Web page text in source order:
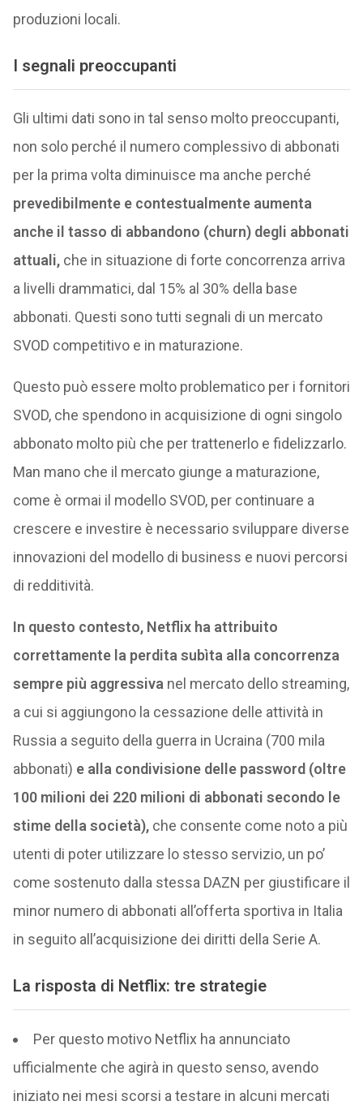
produzioni locali.
I segnali preoccupanti
Gli ultimi dati sono in tal senso molto preoccupanti,
non solo perché il numero complessivo di abbonati
per la prima volta diminuisce ma anche perché
prevedibilmente e contestualmente aumenta
anche il tasso di abbandono (churn) degli abbonati
attuali,che in situazione di forte concorrenza arriva
a livelli drammatici, dal 15% al 30% della base
abbonati. Questi sono tutti segnali di un mercato
SVOD competitivo e in maturazione.
Questo può essere molto problematico per i fornitori
SVOD, che spendono in acquisizione di ogni singolo
abbonato molto più che per trattenerlo e fidelizzarlo.
Man mano che il mercato giunge a maturazione,
come è ormai il modello SVOD, per continuare a
crescere e investire è necessario sviluppare diverse
innovazioni del modello di business e nuovi percorsi
di redditività.
In questo contesto, Netflix ha attribuito
correttamente la perdita subìta alla concorrenza
sempre più aggressiva nel mercato dello streaming,
a cui si aggiungono la cessazione delle attività in
Russia a seguito della guerra in Ucraina (700 mila
abbonati) e alla condivisione delle password (oltre
100 milioni dei 220 milioni di abbonati secondo le
stime della società),che consente come noto a più
utenti di poter utilizzare lo stesso servizio, un po’
come sostenuto dalla stessa DAZN per giustificare il
minor numero di abbonati all’offerta sportiva in Italia
in seguito all’acquisizione dei diritti della Serie A.
La risposta di Netflix: tre strategie
Per questo motivo Netflix ha annunciato
ufficialmente che agirà in questo senso, avendo
iniziato nei mesi scorsi a testare in alcuni mercati